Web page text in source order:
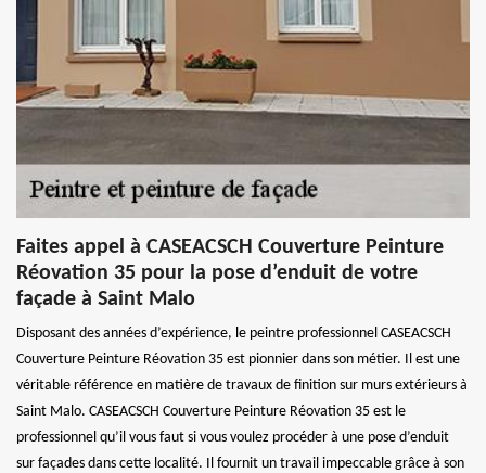
Faites appel à CASEACSCH Couverture Peinture
Réovation 35 pour la pose d’enduit de votre
façade à Saint Malo
Disposant des années d’expérience, le peintre professionnel CASEACSCH
Couverture Peinture Réovation 35 est pionnier dans son métier. Il est une
véritable référence en matière de travaux de finition sur murs extérieurs à
Saint Malo. CASEACSCH Couverture Peinture Réovation 35 est le
professionnel qu’il vous faut si vous voulez procéder à une pose d’enduit
sur façades dans cette localité. Il fournit un travail impeccable grâce à son